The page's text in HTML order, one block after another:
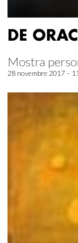
DE
Mostra
28 novembre 2017 –